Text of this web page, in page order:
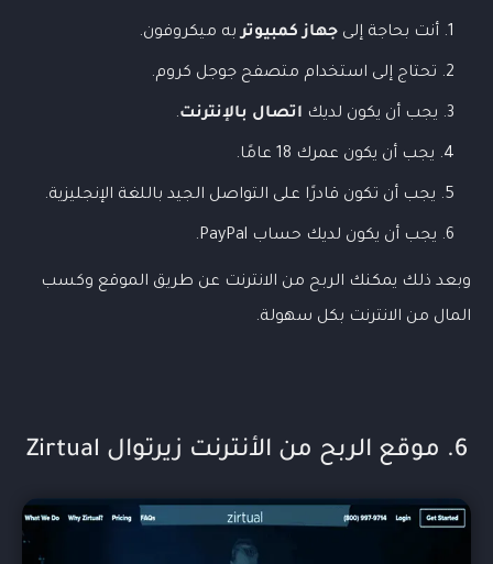
أنت بحاجة إلى جهاز كمبيوتربه ميكروفون.
تحتاج إلى استخدام متصفح جوجل كروم.
يجب أن يكون لديك اتصال بالإنترنت.
يجب أن يكون عمرك 18 عامًا.
يجب أن تكون قادرًا على التواصل الجيد باللغة الإنجليزية.
يجب أن يكون لديك حساب PayPal.
وبعد ذلك يمكنك الربح من الانترنت عن طريق الموقع وكسب
المال من الانترنت بكل سهولة.
6. موقع الربح من الأنترنت زيرتوال Zirtual